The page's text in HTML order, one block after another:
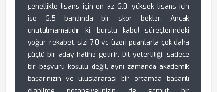
genellikle lisans için en az 6.0, yüksek lisans için
ise 6.5 bandında bir skor bekler. Ancak
unutulmamalıdır ki, burslu kabul süreçlerindeki
yoğun rekabet, sizi 7.0 ve üzeri puanlarla çok daha
güçlü bir aday haline getirir. Dil yeterliliği, sadece
bir başvuru koşulu değil, aynı zamanda akademik
başarınızın ve uluslararası bir ortamda başarılı